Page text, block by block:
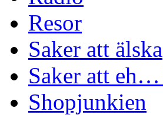
Resor
Saker att älska
Saker att
Shopjunkien